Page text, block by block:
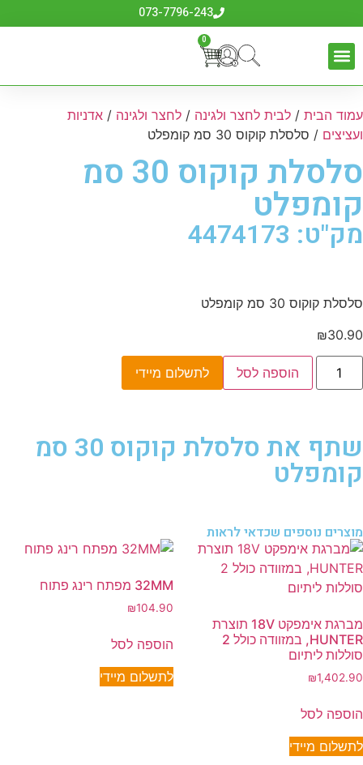
073-7796-243
0
עמוד הבית / לבית לחצר ולגינה / לחצר ולגינה / אדניות
ועציצים / סלסלת קוקוס 30 סמ קומפלט
סלסלת קוקוס 30 סמ
קומפלט
מק"ט: 4474173
סלסלת קוקוס 30 סמ קומפלט
₪30.90
הוספה לסל לתשלום מיידי
שתף את סלסלת קוקוס 30 סמ
קומפלט
מוצרים נוספים שכדאי לראות
מברגת אימפקט 18V תוצרת
HUNTER, במזוודה כולל 2
סוללות ליתיום
₪1,402.90
הוספה לסל
לתשלום מיידי
32MM מפתח רינג פתוח
₪104.90
הוספה לסל
לתשלום מיידי